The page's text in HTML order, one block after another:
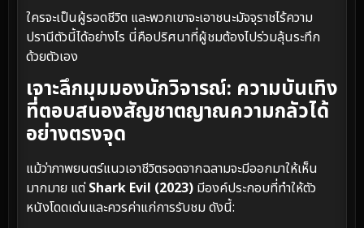
ใครจะเป็นผู้รอดชีวิต และพวกเขาจะเอาชนะมัจจุราชไร้ความ
ปรานีตัวนี้ได้อย่างไร นี่คือปริศนาที่ผู้ชมต้องไปร่วมลุ้นระทึก
ด้วยตัวเอง
เจาะลึกมุมมองนักวิจารณ์: ความบันเทิง
ที่ตอบสนองสัญชาตญาณความกลัวได้
อย่างตรงจุด
แม้ว่าภาพยนตร์แนวเอาชีวิตรอดจากฉลามจะมีออกมาให้เห็น
มากมาย แต่Shark Evil (2023) มีองค์ประกอบที่ทำให้ตัว
หนังโดดเด่นและควรค่าแก่การรับชม ดังนี้: